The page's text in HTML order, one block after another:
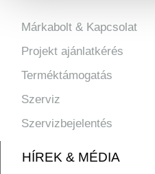
Márkabolt & Kapcsolat
Projekt ajánlatkérés
Terméktámogatás
Szerviz
Szervizbejelentés
HÍREK & MÉDIA